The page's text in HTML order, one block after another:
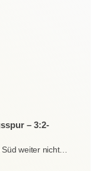
– 3:2-
weiter nicht…